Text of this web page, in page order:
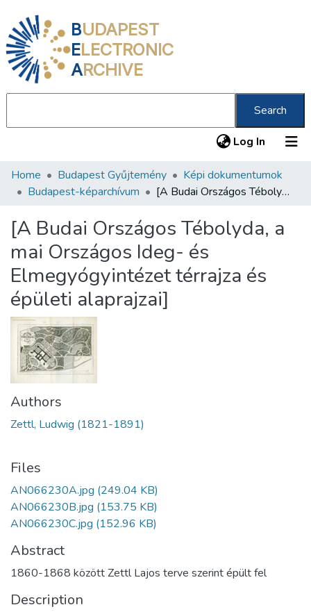
BUDAPEST
ELECTRONIC
ARCHIVE
Search
Log In (current)
Communities & Collections
Statistics
About us
Home Budapest Gyűjtemény
Képi dokumentumok
Budapest-képarchívum
[A Budai Országos Tébolyda, a mai Országos Ideg- és Elmegyógyintézet térrajza és épületi alaprajzai]
[A Budai Országos Tébolyda, a
mai Országos Ideg- és
Elmegyógyintézet térrajza és
épületi alaprajzai]
Authors
Zettl, Ludwig (1821-1891)
Files
AN066230A.jpg (249.04 KB)
AN066230B.jpg (153.75 KB)
AN066230C.jpg (152.96 KB)
Abstract
1860-1868 között Zettl Lajos terve szerint épült fel
Description